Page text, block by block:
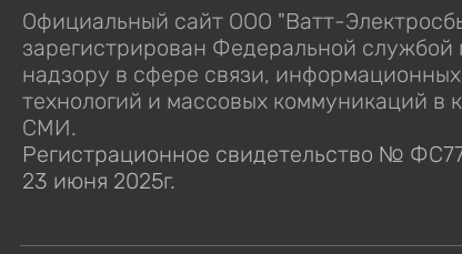
Официальный сайт ООО "Ватт-
зарегистрирован Федеральной службой
надзору в сфере связи, информационных
технологий и массовых коммуникаций в
СМИ.
Регистрационное свидетельство №
23 июня 2025г.